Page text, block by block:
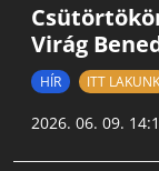
Virág
HÍR ITT LAKUNK
2026. 06. 09.